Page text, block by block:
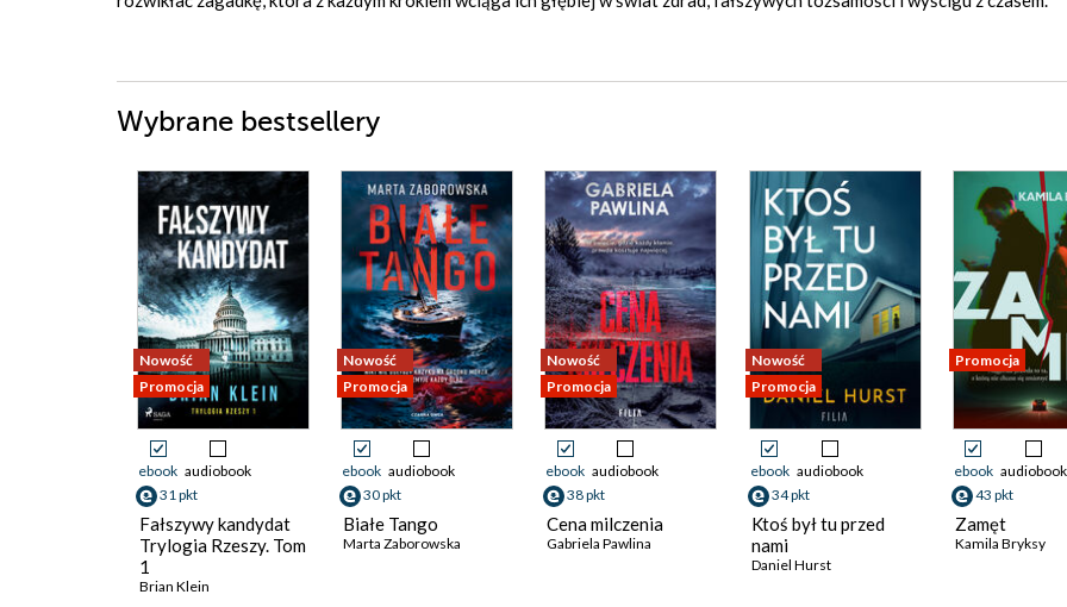
Wybrane bestsellery
Nowość
Promocja
ebook audiobook
31 pkt
Fałszywy kandydat
Trylogia Rzeszy. Tom
1
Brian Klein
Nowość
Promocja
ebook audiobook
30 pkt
Białe Tango
Marta Zaborowska
Nowość
Promocja
ebook audiobook
38 pkt
Cena milczenia
Gabriela Pawlina
Nowość
Promocja
ebook audiobook
34 pkt
Ktoś był tu przed
nami
Daniel Hurst
Promocja
ebook audiobook
43 pkt
Zamęt
Kamila Bryksy